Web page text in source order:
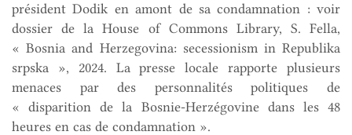
président Dodik en amont de sa condamnation : voir
dossier de la House of Commons Library, S. Fella,
« Bosnia and Herzegovina: secessionism in Republika
srpska », 2024. La presse locale rapporte plusieurs
menaces par des personnalités politiques de
« disparition de la Bosnie-Herzégovine dans les 48
heures en cas de condamnation ».